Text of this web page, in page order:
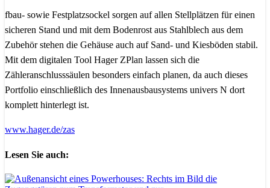
fbau- sowie Festplatzsockel sorgen auf allen Stellplätzen für einen
sicheren Stand und mit dem Bodenrost aus Stahlblech aus dem
Zubehör stehen die Gehäuse auch auf Sand- und Kiesböden stabil.
Mit dem digitalen Tool Hager ZPlan lassen sich die
Zähleranschlusssäulen besonders einfach planen, da auch dieses
Portfolio einschließlich des Innenausbausystems univers N dort
komplett hinterlegt ist.
www.hager.de/zas
Lesen Sie auch: